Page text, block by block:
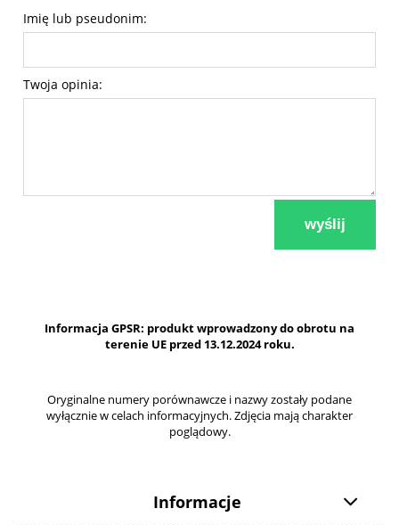
Imię lub pseudonim:
Twoja opinia:
wyślij
Informacja GPSR: produkt wprowadzony do obrotu na
terenie UE przed 13.12.2024 roku.
Oryginalne numery porównawcze i nazwy zostały podane
wyłącznie w celach informacyjnych. Zdjęcia mają charakter
poglądowy.
Informacje